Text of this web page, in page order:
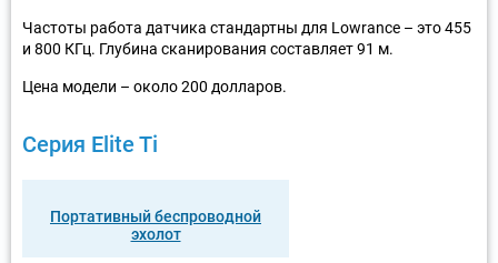
Частоты работа датчика стандартны для Lowrance – это 455
и 800 КГц. Глубина сканирования составляет 91 м.
Цена модели – около 200 долларов.
Серия Elite Ti
Портативный беспроводной
эхолот